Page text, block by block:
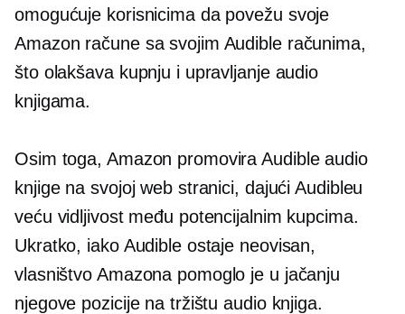
omogućuje korisnicima da povežu svoje
Amazon račune sa svojim Audible računima,
što olakšava kupnju i upravljanje audio
knjigama.
Osim toga, Amazon promovira Audible audio
knjige na svojoj web stranici, dajući Audibleu
veću vidljivost među potencijalnim kupcima.
Ukratko, iako Audible ostaje neovisan,
vlasništvo Amazona pomoglo je u jačanju
njegove pozicije na tržištu audio knjiga.